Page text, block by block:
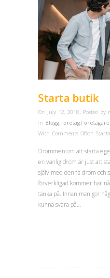
Starta butik
On July 12, 2018 , Posted by
In Blogg,Företag,Företagare
With Comments Offon
Drömmen om att starta
en vanlig dröm är just att
själv med denna dröm och
förverkligad kommer här
tänka på. Innan man gör
kunna svara på…